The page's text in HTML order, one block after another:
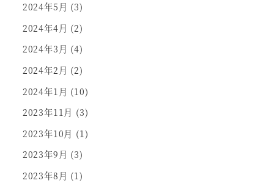
2024年5月 (3)
2024年4月 (2)
2024年3月 (4)
2024年2月 (2)
2024年1月 (10)
2023年11月 (3)
2023年10月 (1)
2023年9月 (3)
2023年8月 (1)